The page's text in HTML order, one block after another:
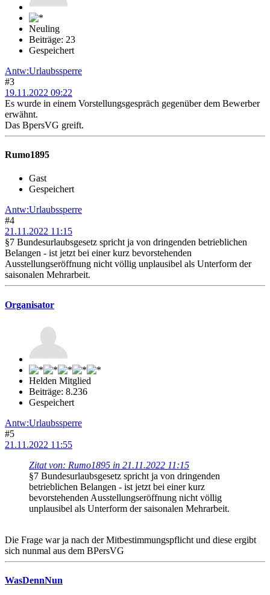
Neuling
Beiträge: 23
Gespeichert
Antw:Urlaubssperre
#3
19.11.2022 09:22
Es wurde in einem Vorstellungsgespräch gegenüber dem Bewerber
erwähnt.
Das BpersVG greift.
Rumo1895
Gast
Gespeichert
Antw:Urlaubssperre
#4
21.11.2022 11:15
§7 Bundesurlaubsgesetz spricht ja von dringenden betrieblichen
Belangen - ist jetzt bei einer kurz bevorstehenden
Ausstellungseröffnung nicht völlig unplausibel als Unterform der
saisonalen Mehrarbeit.
Organisator
Helden Mitglied
Beiträge: 8.236
Gespeichert
Antw:Urlaubssperre
#5
21.11.2022 11:55
Zitat von: Rumo1895 in 21.11.2022 11:15
§7 Bundesurlaubsgesetz spricht ja von dringenden
betrieblichen Belangen - ist jetzt bei einer kurz
bevorstehenden Ausstellungseröffnung nicht völlig
unplausibel als Unterform der saisonalen Mehrarbeit.
Die Frage war ja nach der Mitbestimmungspflicht und diese ergibt
sich nunmal aus dem BPersVG
WasDennNun